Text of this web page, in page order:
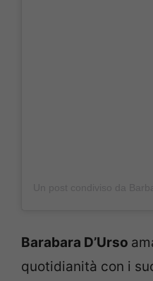
Barabara D’Urso
quotidianità con i